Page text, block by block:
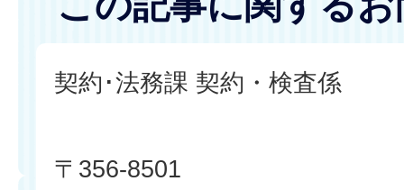
契約･法務課 契約・検査係
〒356-8501